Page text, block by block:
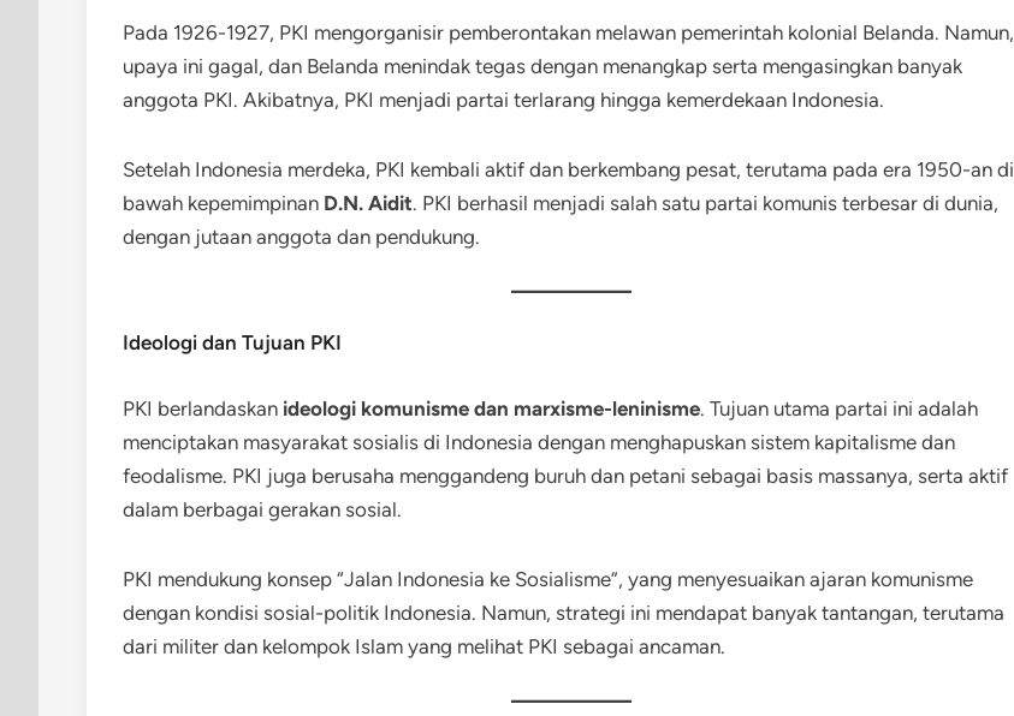
Pada 1926-1927, PKI mengorganisir pemberontakan melawan pemerintah kolonial Belanda. Namun,
upaya ini gagal, dan Belanda menindak tegas dengan menangkap serta mengasingkan banyak
anggota PKI. Akibatnya, PKI menjadi partai terlarang hingga kemerdekaan Indonesia.
Setelah Indonesia merdeka, PKI kembali aktif dan berkembang pesat, terutama pada era 1950-an di
bawah kepemimpinan D.N. Aidit. PKI berhasil menjadi salah satu partai komunis terbesar di dunia,
dengan jutaan anggota dan pendukung.
Ideologi dan Tujuan PKI
PKI berlandaskan ideologi komunisme dan marxisme-leninisme. Tujuan utama partai ini adalah
menciptakan masyarakat sosialis di Indonesia dengan menghapuskan sistem kapitalisme dan
feodalisme. PKI juga berusaha menggandeng buruh dan petani sebagai basis massanya, serta aktif
dalam berbagai gerakan sosial.
PKI mendukung konsep “Jalan Indonesia ke Sosialisme”, yang menyesuaikan ajaran komunisme
dengan kondisi sosial-politik Indonesia. Namun, strategi ini mendapat banyak tantangan, terutama
dari militer dan kelompok Islam yang melihat PKI sebagai ancaman.